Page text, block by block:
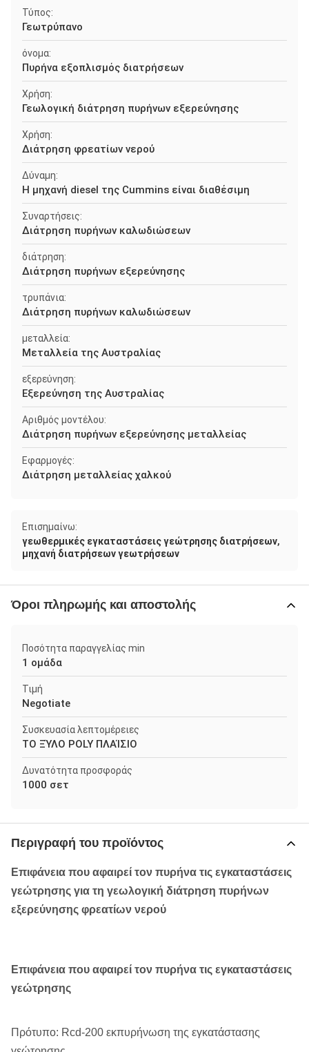
Τύπος:
Γεωτρύπανο
όνομα:
Πυρήνα εξοπλισμός διατρήσεων
Χρήση:
Γεωλογική διάτρηση πυρήνων εξερεύνησης
Χρήση:
Διάτρηση φρεατίων νερού
Δύναμη:
Η μηχανή diesel της Cummins είναι διαθέσιμη
Συναρτήσεις:
Διάτρηση πυρήνων καλωδιώσεων
διάτρηση:
Διάτρηση πυρήνων εξερεύνησης
τρυπάνια:
Διάτρηση πυρήνων καλωδιώσεων
μεταλλεία:
Μεταλλεία της Αυστραλίας
εξερεύνηση:
Εξερεύνηση της Αυστραλίας
Αριθμός μοντέλου:
Διάτρηση πυρήνων εξερεύνησης μεταλλείας
Εφαρμογές:
Διάτρηση μεταλλείας χαλκού
Επισημαίνω:
γεωθερμικές εγκαταστάσεις γεώτρησης διατρήσεων,
μηχανή διατρήσεων γεωτρήσεων
Όροι πληρωμής και αποστολής
Ποσότητα παραγγελίας min
1 ομάδα
Τιμή
Negotiate
Συσκευασία λεπτομέρειες
ΤΟ ΞΎΛΟ POLY ΠΛΑΊΣΙΟ
Δυνατότητα προσφοράς
1000 σετ
Περιγραφή του προϊόντος
Επιφάνεια που αφαιρεί τον πυρήνα τις εγκαταστάσεις
γεώτρησης για τη γεωλογική διάτρηση πυρήνων
εξερεύνησης φρεατίων νερού
Επιφάνεια που αφαιρεί τον πυρήνα τις εγκαταστάσεις
γεώτρησης
Πρότυπο: Rcd-200 εκπυρήνωση της εγκατάστασης